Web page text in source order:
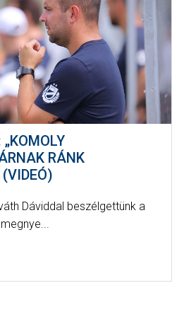
RÁNK
Dáviddal beszélgettünk a